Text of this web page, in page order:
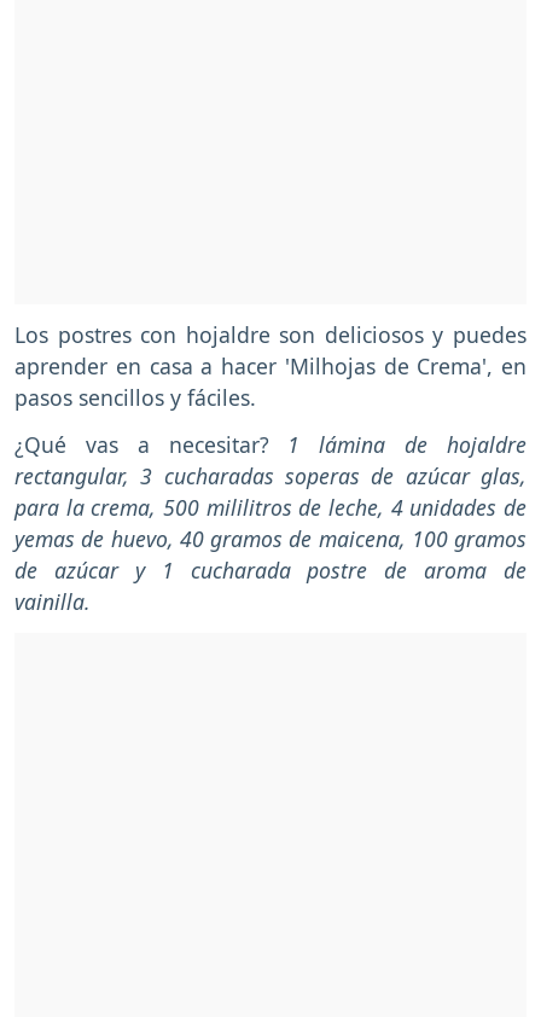
Los postres con hojaldre son deliciosos y puedes
aprender en casa a hacer 'Milhojas de Crema', en
pasos sencillos y fáciles.
¿Qué vas a necesitar? 1 lámina de hojaldre
rectangular, 3 cucharadas soperas de azúcar glas,
para la crema, 500 mililitros de leche, 4 unidades de
yemas de huevo, 40 gramos de maicena, 100 gramos
de azúcar y 1 cucharada postre de aroma de
vainilla.